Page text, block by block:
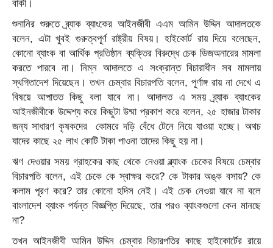
বাকী।
শুনানির শুরুতে ব্র্যাক ব্যাংকের আইনজীবী এএম আমিন উদ্দিন আদালতকে
বলেন, এটা খুবই গুরুত্বপূর্ণ রাষ্ট্রীয় বিষয়। হাইকোর্ট রায় দিয়ে বলেছেন,
কোনো ব্যাংক বা আর্থিক প্রতিষ্ঠান ব্যক্তির বিরুদ্ধে চেক ডিজঅনারের মামলা
করতে পারবে না। নিম্ন আদালতে এ সংক্রান্ত বিচারাধীন সব মামলায়
স্থগিতাদেশ দিয়েছেন। তখন চেম্বার বিচারপতি বলেন, পূর্ণাঙ্গ রায় না দেখে এ
বিষয়ে আপাতত কিছু বলা যাবে না। আদালত এ সময় ব্র্যাক ব্যাংকের
আইনজীবীকে উদ্দেশ্য করে কিছুটা উষ্মা প্রকাশ করে বলেন, ২৫ হাজার টাকার
জন্য সাধারণ কৃষকদের কোমরে দড়ি বেঁধে টেনে নিয়ে যাওয়া হচ্ছে। অথচ
যাদের কাছে ২৫ লাখ কোটি টাকা পাওনা তাদের কিছু হয় না।
ঋণ দেওয়ার সময় গ্রাহকের কাছ থেকে নেওয়া ব্ল্যাংক চেকের বিষয়ে চেম্বার
বিচারপতি বলেন, এই চেকে কে স্বাক্ষর করে? কে টাকার অঙ্ক বসায়? কে
কলাম পূরণ করে? তার কোনো হদিস নেই। এই চেক নেওয়া যাবে না বলে
বাংলাদেশ ব্যাংক পর্যন্ত বিজ্ঞপ্তি দিয়েছে, তার পরও ব্যাংকগুলো কেন মানছে
না?
তখন আইনজীবী আমিন উদ্দিন চেম্বার বিচারপতির কাছে হাইকোর্টের রায়ে